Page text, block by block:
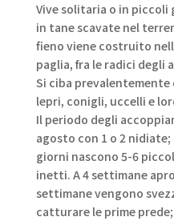
Vive solitaria o in piccoli
in tane scavate nel
fieno viene costruito
paglia, fra le radici degli
Si ciba
lepri, conigli, uccelli e
Il periodo degli
agosto con 1 o 2
giorni nascono 5-6
inetti. A 4 settimane
settimane vengono
catturare le prime